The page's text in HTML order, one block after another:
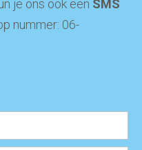
je ons ook een SMS
nummer: 06-